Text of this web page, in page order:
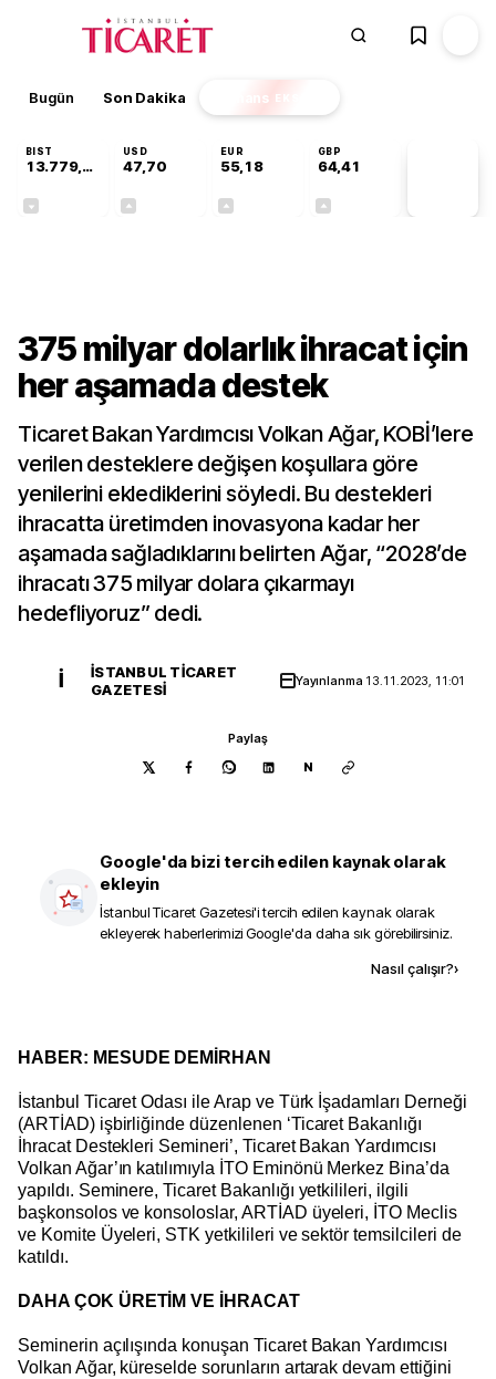
Bugün Son Dakika Finans EKSTRA
BIST
13.779,39
USD
47,70
EUR
55,18
GBP
64,41
375 milyar dolarlık ihracat için
her aşamada destek
Ticaret Bakan Yardımcısı Volkan Ağar, KOBİ’lere
verilen desteklere değişen koşullara göre
yenilerini eklediklerini söyledi. Bu destekleri
ihracatta üretimden inovasyona kadar her
aşamada sağladıklarını belirten Ağar, “2028’de
ihracatı 375 milyar dolara çıkarmayı
hedefliyoruz” dedi.
İ
İSTANBUL TICARET
GAZETESI
Yayınlanma 13.11.2023, 11:01
Paylaş
N
Google'da bizi tercih edilen kaynak olarak
ekleyin
İstanbul Ticaret Gazetesi'i tercih edilen kaynak olarak
ekleyerek haberlerimizi Google'da daha sık görebilirsiniz.
Nasıl çalışır?›
HABER: MESUDE DEMİRHAN
İstanbul Ticaret Odası ile Arap ve Türk İşadamları Derneği
(ARTİAD) işbirliğinde düzenlenen ‘Ticaret Bakanlığı
İhracat Destekleri Semineri’, Ticaret Bakan Yardımcısı
Volkan Ağar’ın katılımıyla İTO Eminönü Merkez Bina’da
yapıldı. Seminere, Ticaret Bakanlığı yetkilileri, ilgili
başkonsolos ve konsoloslar, ARTİAD üyeleri, İTO Meclis
ve Komite Üyeleri, STK yetkilileri ve sektör temsilcileri de
katıldı.
DAHA ÇOK ÜRETİM VE İHRACAT
Seminerin açılışında konuşan Ticaret Bakan Yardımcısı
Volkan Ağar, küreselde sorunların artarak devam ettiğini